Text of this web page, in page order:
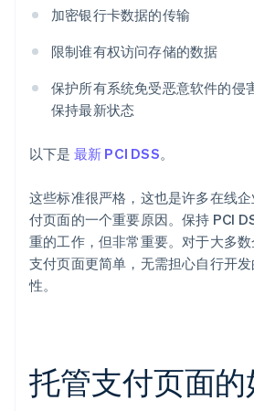
加密银行卡数据的传输
限制谁有权访问存储的数据
保护所有系统免受恶意软件的侵
保持最新状态
以下是 最新 PCI DSS。
这些标准很严格，这也是许多在线
付页面的一个重要原因。保持 PCI
重的工作，但非常重要。对于大多
支付页面更简单，无需担心自行开
性。
托管支付页面的